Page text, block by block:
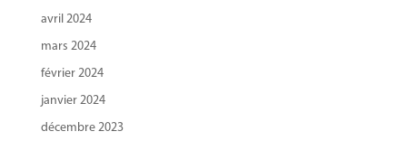
avril 2024
mars 2024
février 2024
janvier 2024
décembre 2023